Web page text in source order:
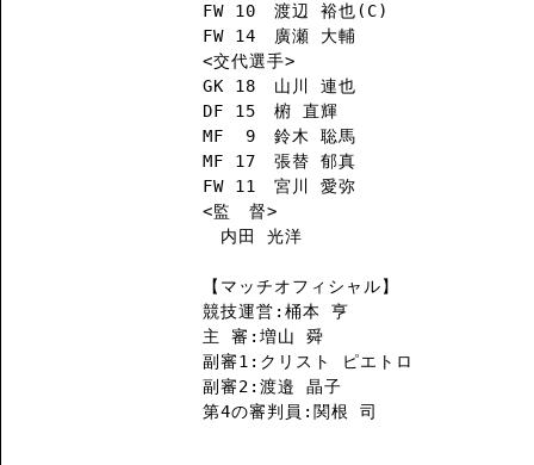
FW 10　渡辺 裕也(C)
FW 14　廣瀬 大輔
<交代選手>
GK 18　山川 連也
DF 15　椨 直輝
MF  9　鈴木 聡馬
MF 17　張替 郁真
FW 11　宮川 愛弥
<監　督>
内田 光洋
【マッチオフィシャル】
競技運営:桶本 亨
主 審:増山 舜
副審1:クリスト ピエトロ
副審2:渡邉 晶子